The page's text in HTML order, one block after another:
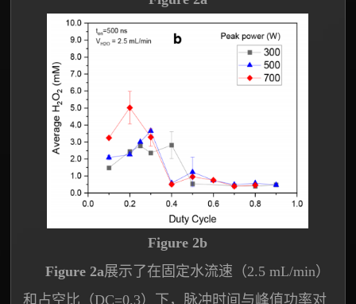
Figure 2b
Figure 2a展示了在固定水流速（2.5 mL/min）
和占空比（DC=0.3）下，脉冲时间与峰值功率对